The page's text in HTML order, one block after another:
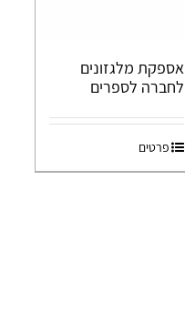
אספקת מלגזונים
לחברה לספרים
פרטים